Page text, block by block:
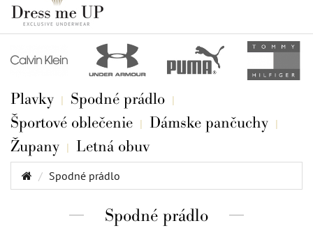
Plavky
Spodné prádlo
Športové oblečenie
Dámske pančuchy
Župany
Letná obuv
Spodné prádlo
Spodné prádlo